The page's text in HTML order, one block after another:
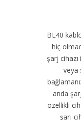
BL40
hiç
şarj cihazı
veya
anda
özellikli
şarj